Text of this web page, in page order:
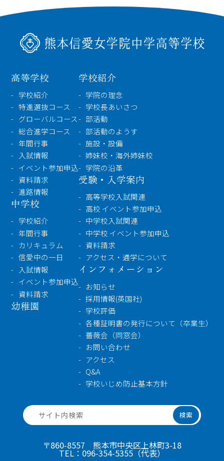
高等学校
学校紹介
特進選抜コース
グローバルコース
総合進学コース
年間行事
入試情報
イベント参加申込
資料請求
進路情報
中学校
学校紹介
年間行事
カリキュラム
信愛中の一日
入試情報
イベント参加申込
資料請求
幼稚園
学校紹介
学院の理念
学校長あいさつ
部活動
部活動のようす
施設・設備
姉妹校・海外姉妹校
学院の沿革
受験・入学案内
高等学校入試関連
高校 イベント参加申込
中学校入試関連
中学校 イベント参加申込
資料請求
アクセス・通学について
インフォメーション
お知らせ
採用情報(英国社)
学校評価
各種証明書の発行について（卒業生）
薔薇会（同窓会）
お問い合わせ
アクセス
Q&A
学校いじめ防止基本方針
検索
〒860-8557 熊本市中央区上林町3-18
TEL： 096-354-5355（代表）
検索
TEL：096-354-5355